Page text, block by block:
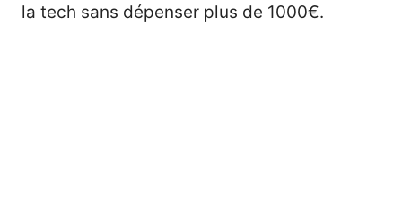
la tech sans dépenser plus de 1000€.